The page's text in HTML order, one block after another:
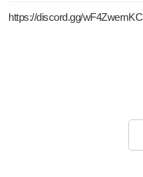
https://discord.gg/wF4ZwemKC